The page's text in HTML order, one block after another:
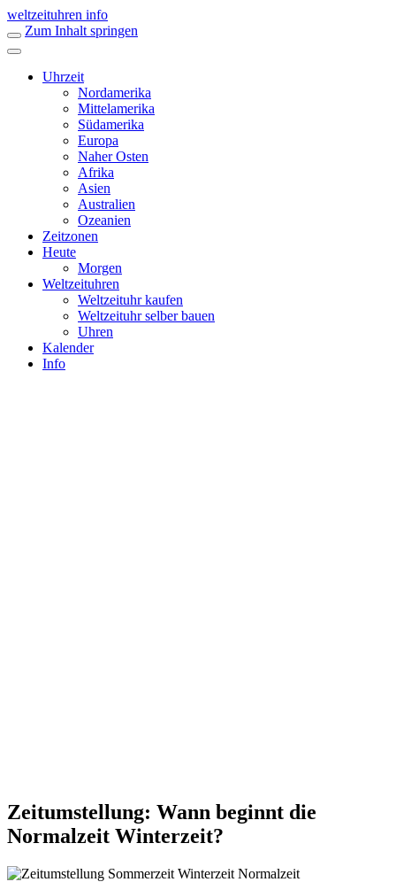
weltzeituhren info
Zum Inhalt springen
Uhrzeit
Nordamerika
Mittelamerika
Südamerika
Europa
Naher Osten
Afrika
Asien
Australien
Ozeanien
Zeitzonen
Heute
Morgen
Weltzeituhren
Weltzeituhr kaufen
Weltzeituhr selber bauen
Uhren
Kalender
Info
Zeitumstellung: Wann beginnt die
Normalzeit Winterzeit?